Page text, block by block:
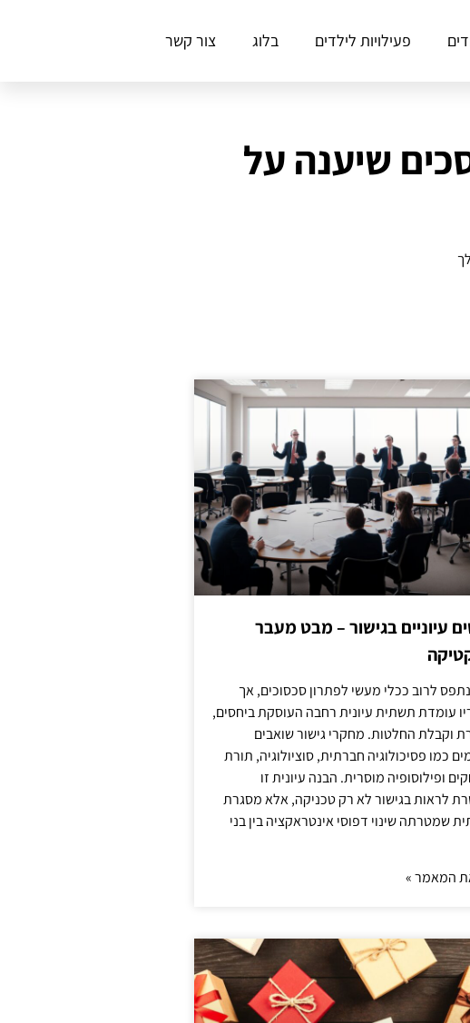
פעילויות לילדים בלוג צור קשר
שיענה על
עיוניים בגישור – מבט מעבר
לרוב ככלי מעשי לפתרון סכסוכים, אך
עומדת תשתית עיונית רחבה העוסקת ביחסים,
וקבלת החלטות. מחקרי גישור שואבים
כמו פסיכולוגיה חברתית, סוציולוגיה, תורת
ופילוסופיה מוסרית. הבנה עיונית זו
לראות בגישור לא רק טכניקה, אלא מסגרת
שמטרתה שינוי דפוסי אינטראקציה בין בני
המאמר »